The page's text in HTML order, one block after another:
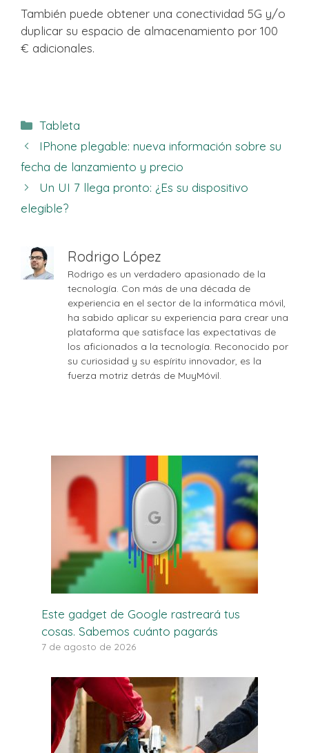
También puede obtener una conectividad 5G y/o
duplicar su espacio de almacenamiento por 100
€ adicionales.
Categorías
Tableta
IPhone plegable: nueva información sobre su
fecha de lanzamiento y precio
Un UI 7 llega pronto: ¿Es su dispositivo
elegible?
Rodrigo López
Rodrigo es un verdadero apasionado de la
tecnología. Con más de una década de
experiencia en el sector de la informática móvil,
ha sabido aplicar su experiencia para crear una
plataforma que satisface las expectativas de
los aficionados a la tecnología. Reconocido por
su curiosidad y su espíritu innovador, es la
fuerza motriz detrás de MuyMóvil.
Este gadget de Google rastreará tus
cosas. Sabemos cuánto pagarás
7 de agosto de 2026